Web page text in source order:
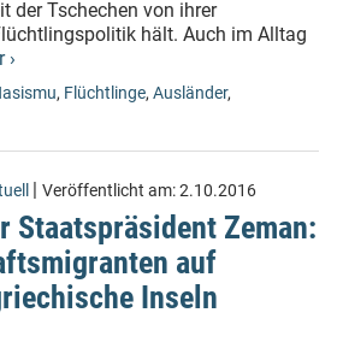
der Tschechen von ihrer
hält. Auch im Alltag
›
, Flüchtlinge, Ausländer,
| Veröffentlicht am:2.10.2016
Staatspräsident Zeman:
auf
Inseln